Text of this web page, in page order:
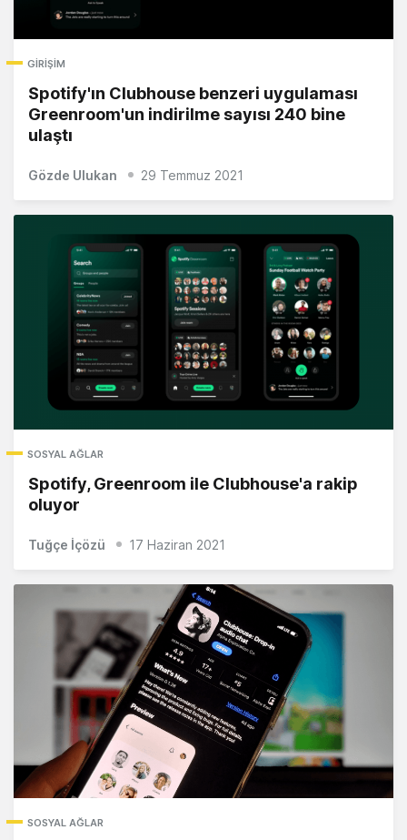
GIRIŞIM
Spotify'ın Clubhouse benzeri uygulaması
Greenroom'un indirilme sayısı 240 bine
ulaştı
Gözde Ulukan 29 Temmuz 2021
SOSYAL AĞLAR
Spotify, Greenroom ile Clubhouse'a rakip
oluyor
Tuğçe İçözü 17 Haziran 2021
SOSYAL AĞLAR